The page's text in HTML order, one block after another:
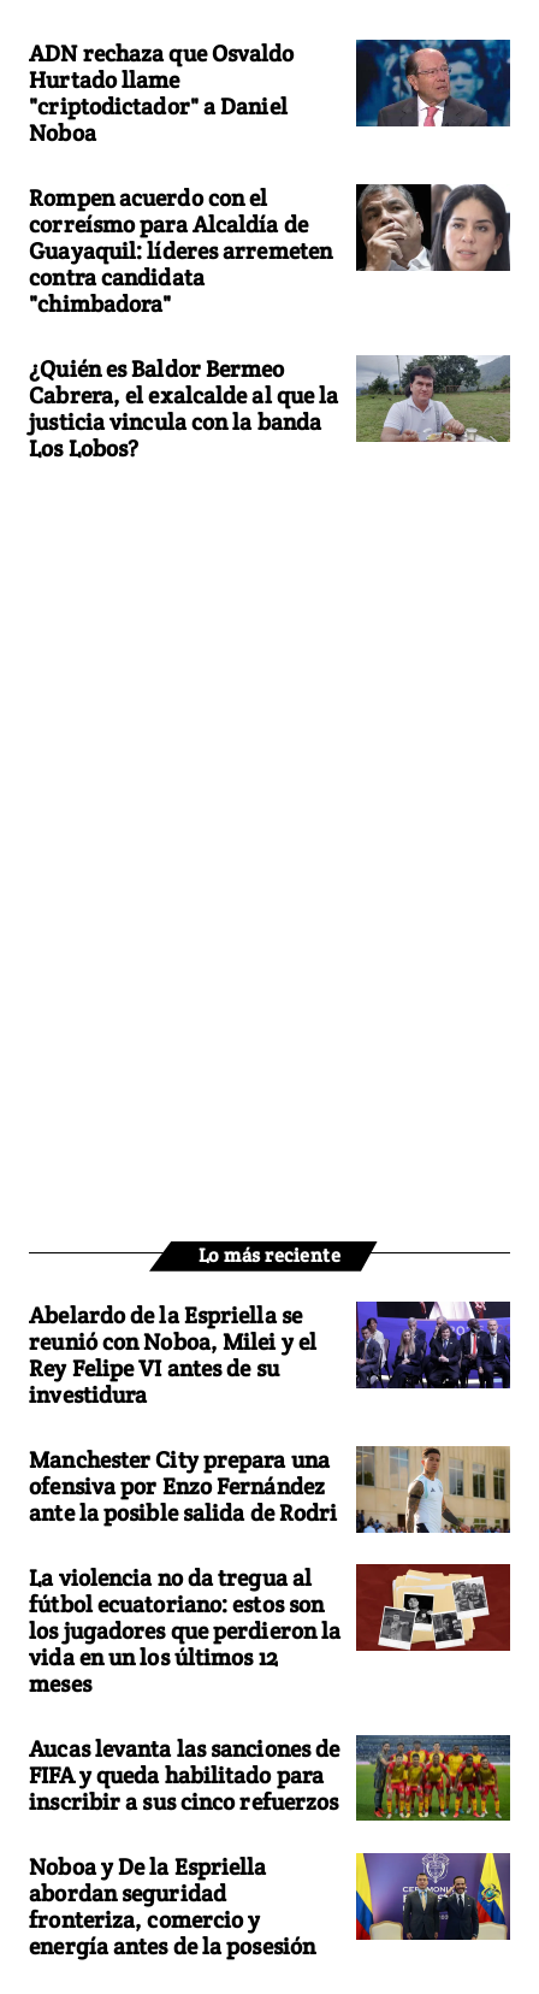
ADN rechaza que Osvaldo
Hurtado llame
"criptodictador" a Daniel
Noboa
Rompen acuerdo con el
correísmo para Alcaldía de
Guayaquil: líderes arremeten
contra candidata
"chimbadora"
¿Quién es Baldor Bermeo
Cabrera, el exalcalde al que la
justicia vincula con la banda
Los Lobos?
Lo más reciente
Abelardo de la Espriella se
reunió con Noboa, Milei y el
Rey Felipe VI antes de su
investidura
Manchester City prepara una
ofensiva por Enzo Fernández
ante la posible salida de Rodri
La violencia no da tregua al
fútbol ecuatoriano: estos son
los jugadores que perdieron la
vida en un los últimos 12
meses
Aucas levanta las sanciones de
FIFA y queda habilitado para
inscribir a sus cinco refuerzos
Noboa y De la Espriella
abordan seguridad
fronteriza, comercio y
energía antes de la posesión